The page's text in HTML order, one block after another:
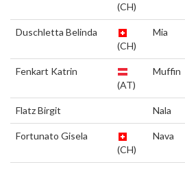
(CH)
Duschletta Belinda
(CH)
Mia
Fenkart Katrin
(AT)
Muffin
Flatz Birgit Nala
Fortunato Gisela
(CH)
Nava